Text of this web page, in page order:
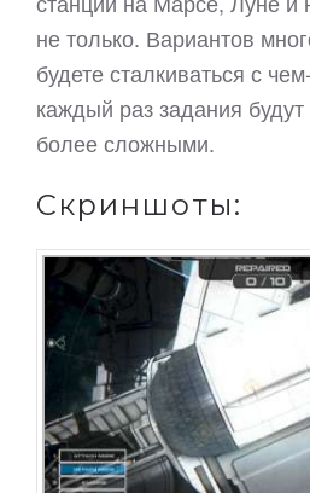
не только. Вариантов
будете сталкиваться с
каждый раз задания будут
более сложными.
Скриншоты: